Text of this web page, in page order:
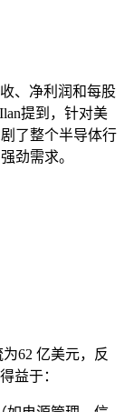
、净利润和每股
提到，针对美
了整个半导体行
劲需求。
62 亿美元，反
益于：